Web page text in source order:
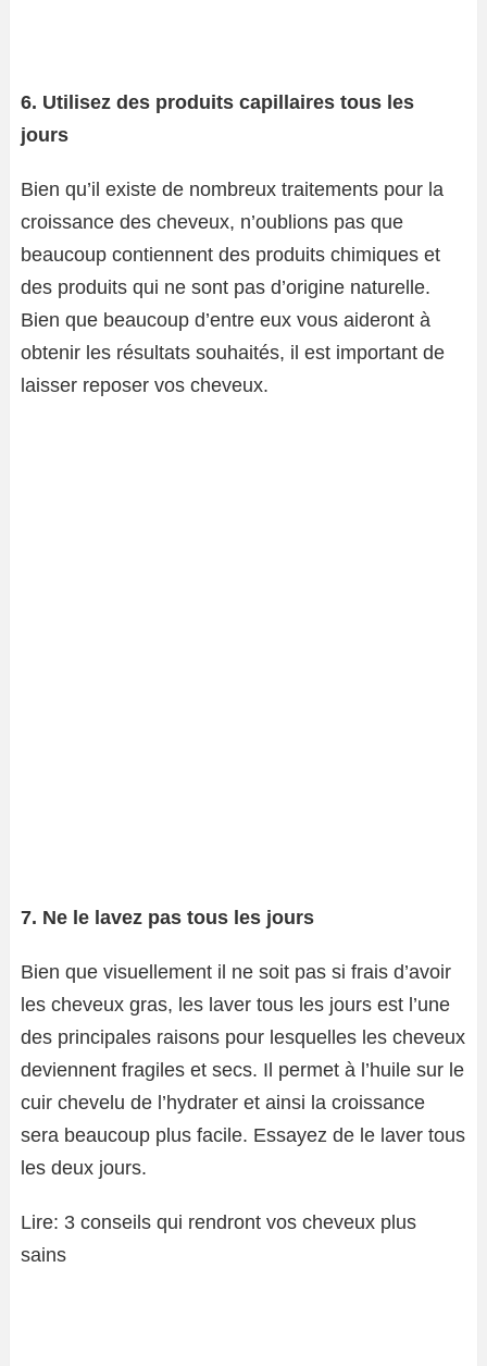
6. Utilisez des produits capillaires tous les
jours
Bien qu’il existe de nombreux traitements pour la
croissance des cheveux, n’oublions pas que
beaucoup contiennent des produits chimiques et
des produits qui ne sont pas d’origine naturelle.
Bien que beaucoup d’entre eux vous aideront à
obtenir les résultats souhaités, il est important de
laisser reposer vos cheveux.
7. Ne le lavez pas tous les jours
Bien que visuellement il ne soit pas si frais d’avoir
les cheveux gras, les laver tous les jours est l’une
des principales raisons pour lesquelles les cheveux
deviennent fragiles et secs. Il permet à l’huile sur le
cuir chevelu de l’hydrater et ainsi la croissance
sera beaucoup plus facile. Essayez de le laver tous
les deux jours.
Lire: 3 conseils qui rendront vos cheveux plus
sains